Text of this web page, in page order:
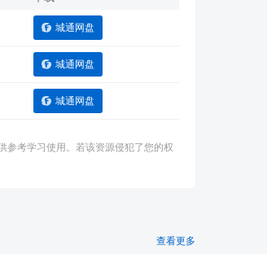
城通网盘
城通网盘
城通网盘
参考学习使用。若该资源侵犯了您的权
查看更多